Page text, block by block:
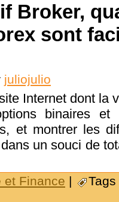
Broker,
sont
juliojulio
Internet dont la
binaires et
et montrer les
un souci de
et Finance |